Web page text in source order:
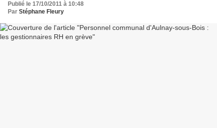
Publié le 17/10/2011 à 10:48
Par Stéphane Fleury